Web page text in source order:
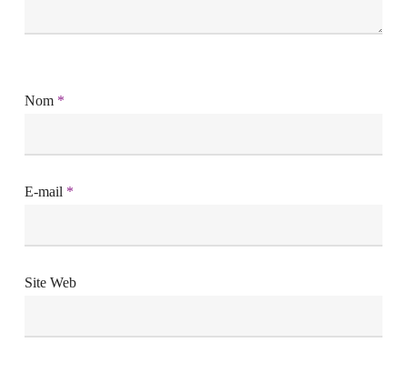
Nom *
E-mail *
Site Web